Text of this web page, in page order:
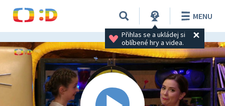
Přihlas se a ukládej si
oblíbené hry a videa.
MENU